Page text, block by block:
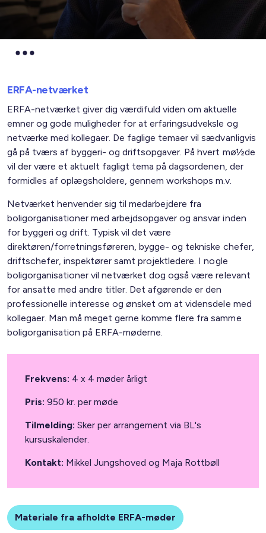
Frekvens: 4 x 4 møder årligt
Pris: 950 kr. per møde
Tilmelding:Sker per arrangement via BL's
kursuskalender.
Kontakt: Mikkel Jungshoved og Maja Rottbøll
ERFA-netværket
ERFA-netværket giver dig værdifuld viden om aktuelle
emner og gode muligheder for at erfaringsudveksle og
netværke med kollegaer. De faglige temaer vil sædvanligvis
gå på tværs af byggeri- og driftsopgaver. På hvert mø½de
vil der være et aktuelt fagligt tema på dagsordenen, der
formidles af oplægsholdere, gennem workshops m.v.
Netværket henvender sig til medarbejdere fra
boligorganisationer med arbejdsopgaver og ansvar inden
for byggeri og drift. Typisk vil det være
direktøren/forretningsføreren, bygge- og tekniske chefer,
driftschefer, inspektører samt projektledere. I nogle
boligorganisationer vil netværket dog også være relevant
for ansatte med andre titler. Det afgørende er den
professionelle interesse og ønsket om at vidensdele med
kollegaer. Man må meget gerne komme flere fra samme
boligorganisation på ERFA-møderne.
Materiale fra afholdte ERFA-møder